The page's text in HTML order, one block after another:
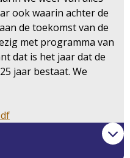
ook waarin achter de
de toekomst van de
met programma van
dat is het jaar dat de
jaar bestaat. We